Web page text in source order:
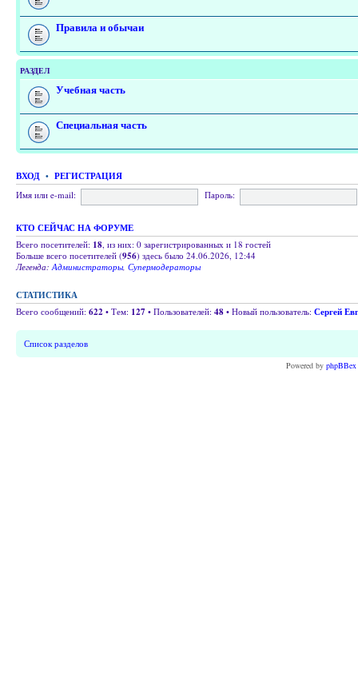
Правила и обычаи
РАЗДЕЛ
Учебная часть
Специальная часть
ВХОД • РЕГИСТРАЦИЯ
Имя или e-mail: Пароль:
КТО СЕЙЧАС НА ФОРУМЕ
Всего посетителей: 18 , из них: 0 зарегистрированных и 18 гостей
Больше всего посетителей (956) здесь было 24.06.2026, 12:44
Легенда: Администраторы Супермодераторы
СТАТИСТИКА
Всего сообщений: 622 • Тем: 127 • Пользователей: 48 • Новый пользователь: Сергей
Список разделов
Powered by phpBBex